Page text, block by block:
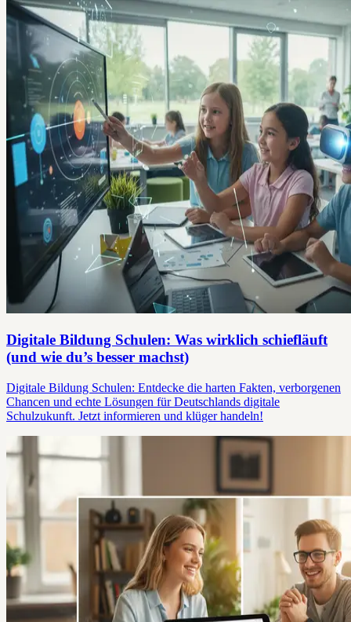
Digitale Bildung Schulen: Was wirklich schiefläuft
(und wie du’s besser machst)
Digitale Bildung Schulen: Entdecke die harten Fakten, verborgenen
Chancen und echte Lösungen für Deutschlands digitale
Schulzukunft. Jetzt informieren und klüger handeln!